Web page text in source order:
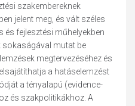
szakembereknek
jelent meg, és vált széles
fejlesztési műhelyekben
sokaságával mutat be
megtervezéséhez és
a hatáselemzést
a tényalapú (evidence-
és szakpolitikákhoz. A